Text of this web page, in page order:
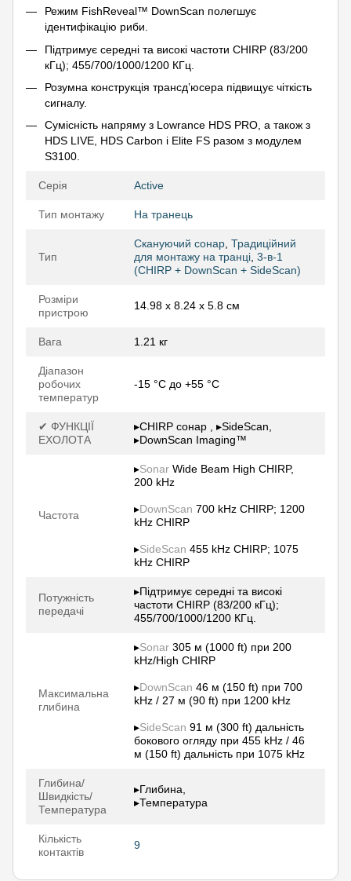
Режим FishReveal™ DownScan полегшує
ідентифікацію риби.
Підтримує середні та високі частоти CHIRP (83/200
кГц); 455/700/1000/1200 КГц.
Розумна конструкція трансд’юсера підвищує чіткість
сигналу.
Сумісність напряму з Lowrance HDS PRO, а також з
HDS LIVE, HDS Carbon і Elite FS разом з модулем
S3100.
Серія Active
Тип монтажу На транець
Тип
Скануючий сонар Традиційний
для монтажу на транці 3-в-1
(CHIRP + DownScan + SideScan)
Розміри
пристрою
14.98 x 8.24 x 5.8 см
Вага 1.21 кг
Діапазон
робочих
температур
-15 °C до +55 °C
✔ ФУНКЦІЇ
ЕХОЛОТА
▸CHIRP сонар , ▸SideScan,
▸DownScan Imaging™
Частота
▸Sonar Wide Beam High CHIRP,
200 kHz
▸DownScan 700 kHz CHIRP; 1200
kHz CHIRP
▸SideScan 455 kHz CHIRP; 1075
kHz CHIRP
Потужність
передачі
▸Підтримує середні та високі
частоти CHIRP (83/200 кГц);
455/700/1000/1200 КГц.
Максимальна
глибина
▸Sonar 305 м (1000 ft) при 200
kHz/High CHIRP
▸DownScan 46 м (150 ft) при 700
kHz / 27 м (90 ft) при 1200 kHz
▸SideScan 91 м (300 ft) дальність
бокового огляду при 455 kHz / 46
м (150 ft) дальність при 1075 kHz
Глибина/
Швидкість/
Температура
▸Глибина,
▸Температура
Кількість
контактів
9